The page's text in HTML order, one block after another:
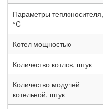
Параметры теплоносителя,
°C
Котел мощностью
Количество котлов, штук
Количество модулей
котельной, штук